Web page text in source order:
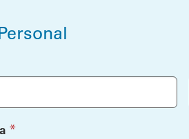
(required)
*